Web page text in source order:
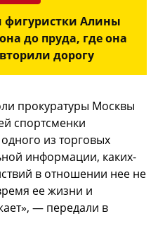
фигуристки Алины
до пруда, где она
дорогу
прокуратуры Москвы
спортсменки
из торговых
информации, каких-
в отношении нее не
ее жизни и
— передали в